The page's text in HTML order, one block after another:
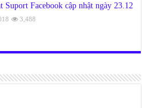
Suport Facebook cập nhật ngày 23.12
3,488